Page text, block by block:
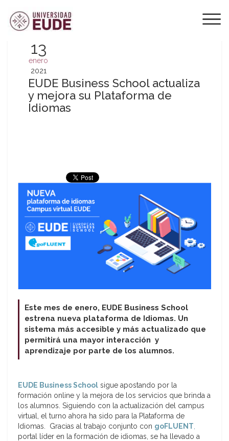
13
enero
2021
EUDE Business School actualiza
y mejora su Plataforma de
Idiomas
Este mes de enero, EUDE Business School
estrena nueva plataforma de Idiomas. Un
sistema más accesible y más actualizado que
permitirá una mayor interacción y
aprendizaje por parte de los alumnos.
EUDE Business School sigue apostando por la
formación online y la mejora de los servicios que brinda a
los alumnos. Siguiendo con la actualización del campus
virtual, el turno ahora ha sido para la Plataforma de
Idiomas. Gracias al trabajo conjunto con goFLUENT
portal líder en la formación de idiomas, se ha llevado a